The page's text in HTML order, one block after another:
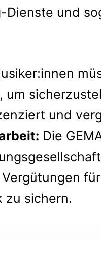
Dienste und
um
und
Die
zu sichern.